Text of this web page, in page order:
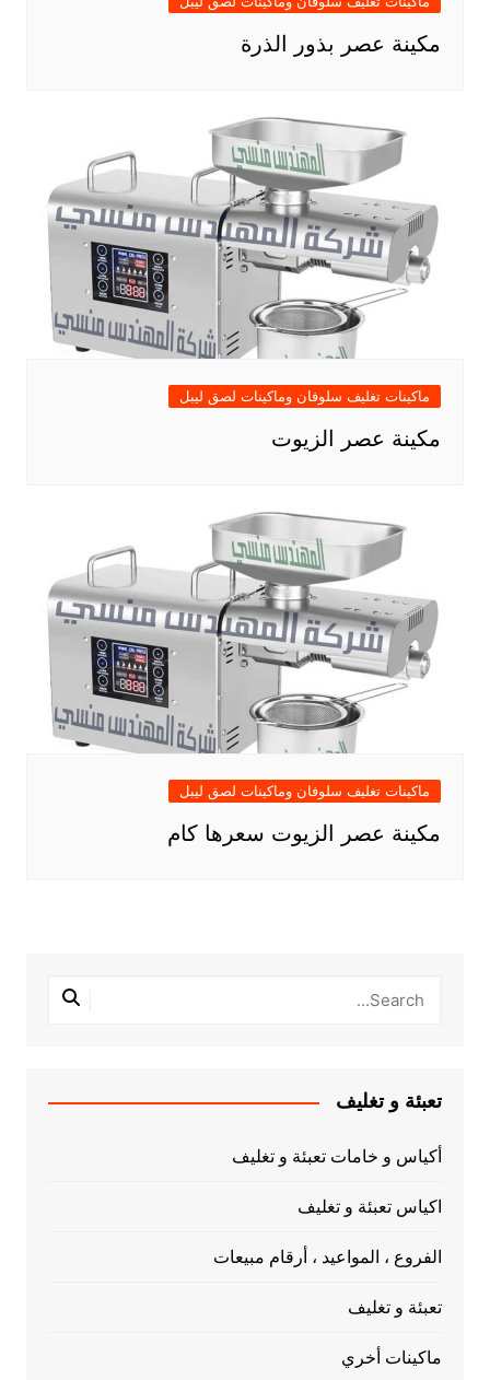
مكينة عصر بذور الذرة
ماكينات تغليف سلوفان وماكينات لصق ليبل
مكينة عصر الزيوت
ماكينات تغليف سلوفان وماكينات لصق ليبل
مكينة عصر الزيوت سعرها كام
تعبئة و تغليف
أكياس و خامات تعبئة و تغليف
اكياس تعبئة و تغليف
الفروع ، المواعيد ، أرقام مبيعات
تعبئة و تغليف
ماكينات أخري